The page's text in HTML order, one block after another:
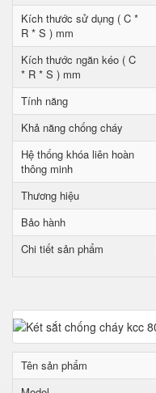
Kích thước sử dụng ( C *
R * S ) mm
Kích thước ngăn kéo ( C
* R * S ) mm
Tính năng
Khả năng chống cháy
Hệ thống khóa liên hoàn
thông minh
Thương hiệu
Bảo hành
Chi tiết sản phẩm
Tên sản phẩm